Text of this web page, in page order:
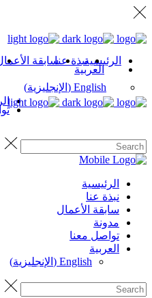
الرئيسيةنبذة عناسابقة
العربية
English
( الإنجليزية)
الرئيسية
نبذة عنا
سابقة الأعمال
مدونة
تواصل معنا
العربية
English
( الإنجليزية)